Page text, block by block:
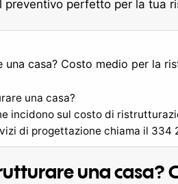
preventivo perfetto per la tua
casa? Costo medio per la
una casa?
incidono sul costo di
di progettazione chiama il 334
una casa?